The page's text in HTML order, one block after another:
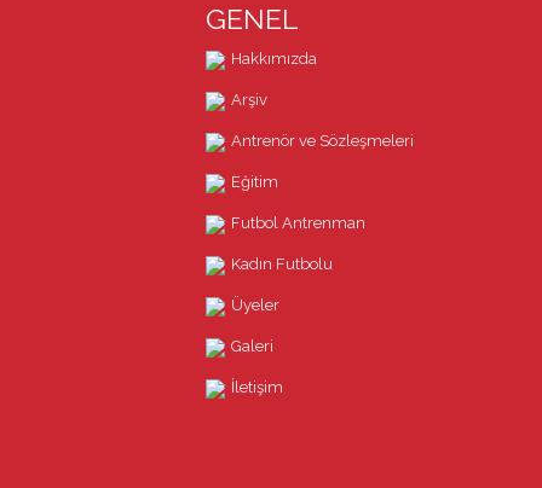
GENEL
Hakkımızda
Arşiv
Antrenör ve Sözleşmeleri
Eğitim
Futbol Antrenman
Kadın Futbolu
Üyeler
Galeri
İletişim